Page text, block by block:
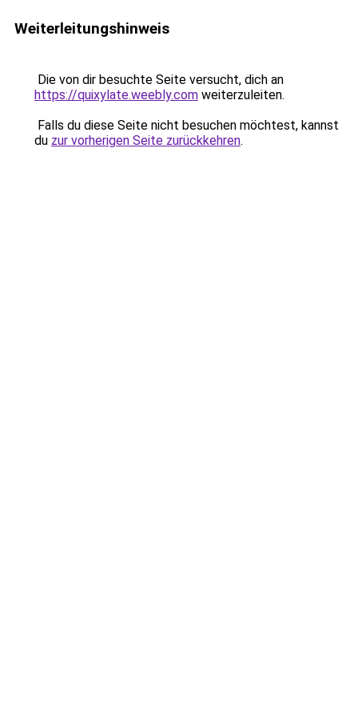
Weiterleitungshinweis
Die von dir besuchte Seite versucht, dich an
https://quixylate.weebly.com weiterzuleiten.
Falls du diese Seite nicht besuchen möchtest, kannst
du zur vorherigen Seite zurückkehren.